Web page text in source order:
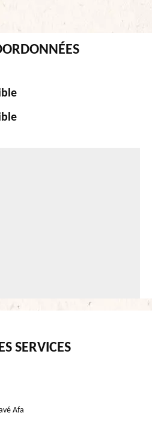
SERVICES
Afa